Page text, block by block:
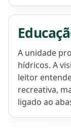
A unidade
hídricos. A
leitor
recreativa,
ligado ao